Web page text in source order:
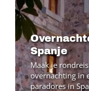
Spanje
Maak je
overnachting in
paradores in